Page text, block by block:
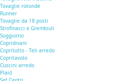
Tovaglie rotonde
Runner
Tovaglie da 18 posti
Strofinacci e Grembiuli
Soggiorno
Copridivani
Copritutto - Teli arredo
Copritavolo
Cuscini arredo
Plaid